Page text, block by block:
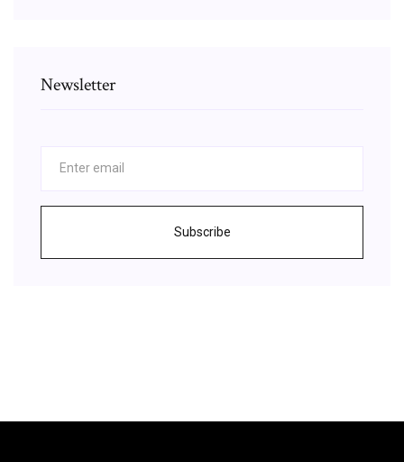
Newsletter
Subscribe